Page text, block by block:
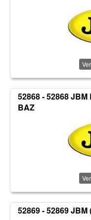
52868 - 52868
BAZ
52869 - 52869